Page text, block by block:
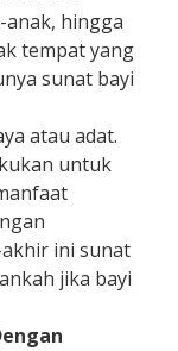
anak, hingga
tempat yang
sunat bayi
atau adat.
untuk
ini sunat
jika bayi